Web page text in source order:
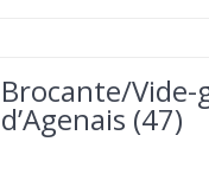
Brocante/Vide-
d’Agenais (47)